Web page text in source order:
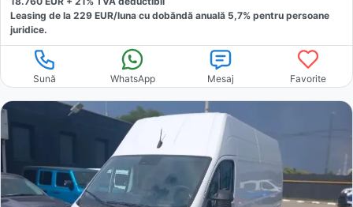
Leasing de la 229 EUR/luna cu dobăndă anuală 5,7% pentru persoane
juridice.
Sună WhatsApp Mesaj Favorite